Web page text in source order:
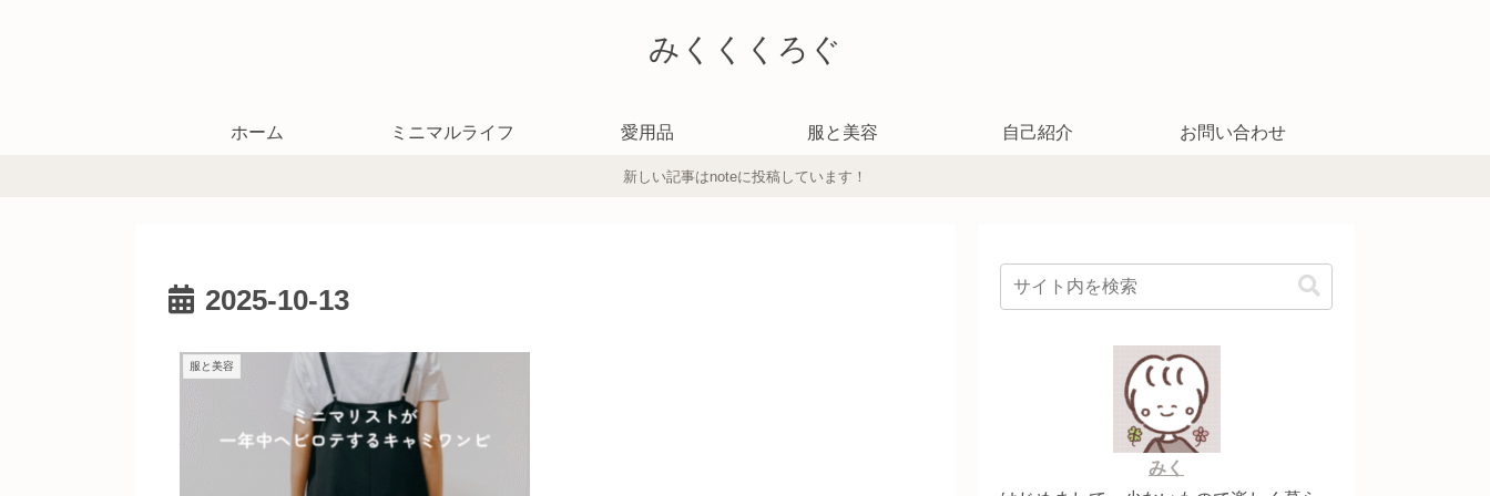
みくくくろぐ
ホーム ミニマルライフ 愛用品 服と美容 自己紹介 お問い合わせ
新しい記事はnoteに投稿しています！
2025-10-13
服と美容
みく